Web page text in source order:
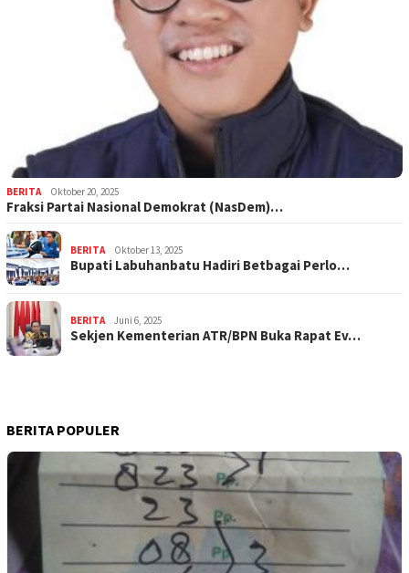
BERITA Oktober 20, 2025
Fraksi Partai Nasional Demokrat (NasDem)…
BERITA Oktober 13, 2025
Bupati Labuhanbatu Hadiri Betbagai Perlo…
BERITA Juni 6, 2025
Sekjen Kementerian ATR/BPN Buka Rapat Ev…
BERITA POPULER